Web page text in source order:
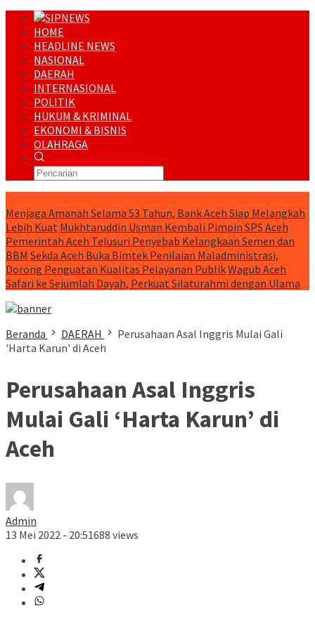
HOME
HEADLINE NEWS
NASIONAL
DAERAH
INTERNASIONAL
POLITIK
HUKUM & KRIMINAL
EKONOMI & BISNIS
OLAHRAGA
Menjaga Amanah Selama 53 Tahun, Bank Aceh Siap Melangkah
Lebih Kuat Mukhtaruddin Usman Kembali Pimpin SPS Aceh
Pemerintah Aceh Telusuri Penyebab Kelangkaan Semen dan
BBM Sekda Aceh Buka Bimtek Penilaian Maladministrasi,
Dorong Penguatan Kualitas Pelayanan PublikWagub Aceh
Safari ke Sejumlah Dayah, Perkuat Silaturahmi dengan Ulama
Beranda DAERAH
Perusahaan Asal Inggris Mulai Gali
'Harta Karun' di Aceh
Perusahaan Asal Inggris
Mulai Gali ‘Harta Karun’ di
Aceh
Admin
13 Mei 2022 - 20:51688 views